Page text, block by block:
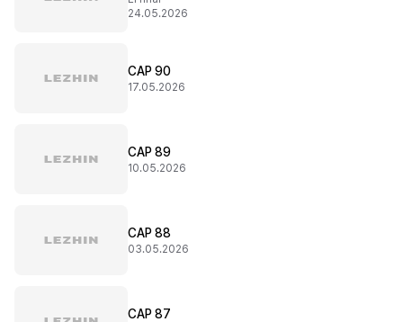
24.05.2026
CAP 90
17.05.2026
CAP 89
10.05.2026
CAP 88
03.05.2026
CAP 87